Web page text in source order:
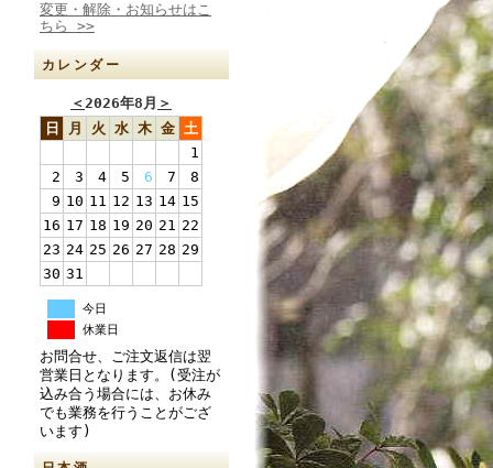
変更・解除・お知らせはこ
ちら >>
カレンダー
＜2026年8月 ＞
日
月 火 水 木 金 土
1
2
3 4 5 6 7
8
9 10 11 12 13 14 15
16 17 18 19 20 21 22
23 24 25 26 27 28 29
30 31
今日
休業日
お問合せ、ご注文返信は翌
営業日となります。(受注が
込み合う場合には、お休み
でも業務を行うことがござ
います)